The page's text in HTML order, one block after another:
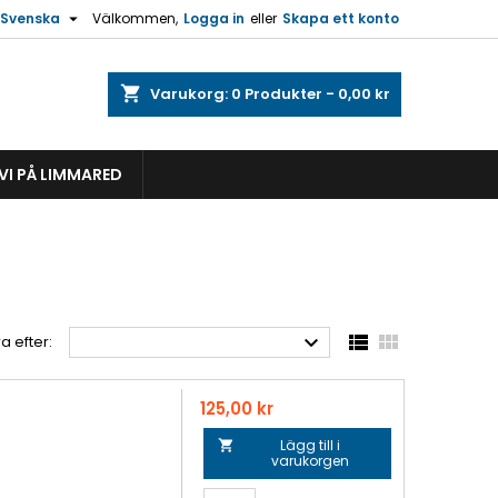
Välkommen, Logga in eller Skapa ett konto
Svenska 
shopping_cart Varukorg: 0 Produkter - 0,00 kr
PÅ LIMMARED
efter:   
Pris
125,00 kr

Lägg till i
varukorgen